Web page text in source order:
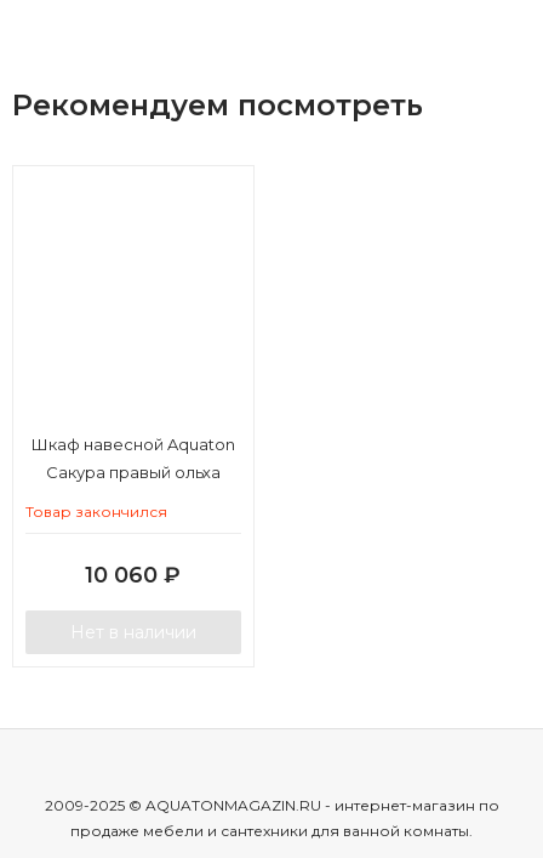
Рекомендуем посмотреть
Шкаф навесной Aquaton
Сакура правый ольха
Товар закончился
10 060 ₽
Нет в наличии
2009-2025 © AQUATONMAGAZIN.RU - интернет-магазин по
продаже мебели и сантехники для ванной комнаты.